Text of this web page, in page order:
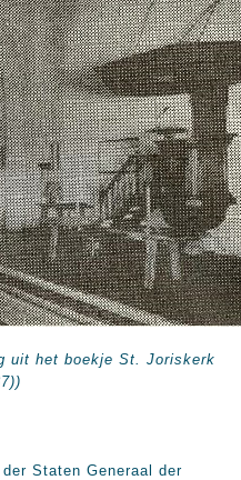
uit het boekje St. Joriskerk
Staten Generaal der